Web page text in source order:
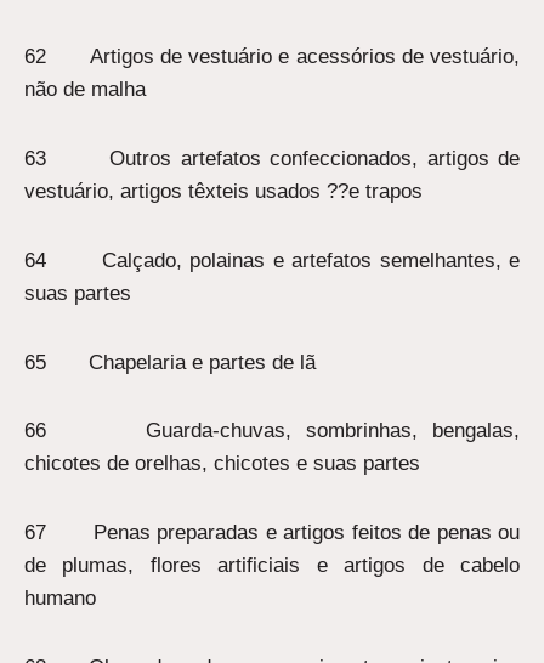
62 Artigos de vestuário e acessórios de vestuário,
não de malha
63 Outros artefatos confeccionados, artigos de
vestuário, artigos têxteis usados ??e trapos
64 Calçado, polainas e artefatos semelhantes, e
suas partes
65 Chapelaria e partes de lã
66 Guarda-chuvas, sombrinhas, bengalas,
chicotes de orelhas, chicotes e suas partes
67 Penas preparadas e artigos feitos de penas ou
de plumas, flores artificiais e artigos de cabelo
humano